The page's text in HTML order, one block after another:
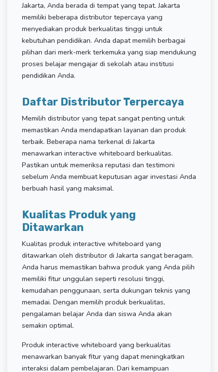
Jakarta, Anda berada di tempat yang tepat. Jakarta
memiliki beberapa distributor tepercaya yang
menyediakan produk berkualitas tinggi untuk
kebutuhan pendidikan. Anda dapat memilih berbagai
pilihan dari merk-merk terkemuka yang siap mendukung
proses belajar mengajar di sekolah atau institusi
pendidikan Anda.
Daftar Distributor Terpercaya
Memilih distributor yang tepat sangat penting untuk
memastikan Anda mendapatkan layanan dan produk
terbaik. Beberapa nama terkenal di Jakarta
menawarkan interactive whiteboard berkualitas.
Pastikan untuk memeriksa reputasi dan testimoni
sebelum Anda membuat keputusan agar investasi Anda
berbuah hasil yang maksimal.
Kualitas Produk yang
Ditawarkan
Kualitas produk interactive whiteboard yang
ditawarkan oleh distributor di Jakarta sangat beragam.
Anda harus memastikan bahwa produk yang Anda pilih
memiliki fitur unggulan seperti resolusi tinggi,
kemudahan penggunaan, serta dukungan teknis yang
memadai. Dengan memilih produk berkualitas,
pengalaman belajar Anda dan siswa Anda akan
semakin optimal.
Produk interactive whiteboard yang berkualitas
menawarkan banyak fitur yang dapat meningkatkan
interaksi dalam pembelajaran. Dari kemampuan